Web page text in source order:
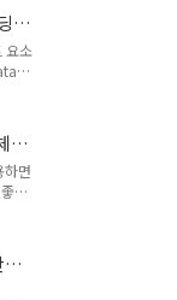
니
기
럼
완
요소
행
레
우,
크
하면
지
자
때